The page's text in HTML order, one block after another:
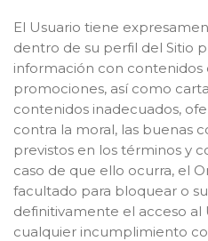
El Usuario tiene
dentro de su perfil del Sitio
información con contenidos
promociones, así como
contenidos inadecuados,
contra la moral, las buenas
previstos en los términos y
caso de que ello ocurra, el
facultado para bloquear o
definitivamente el acceso al
cualquier incumplimiento